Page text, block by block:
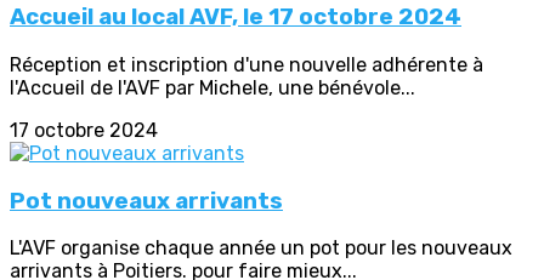
Accueil au local AVF, le 17 octobre 2024
Réception et inscription d'une nouvelle adhérente à
l'Accueil de l'AVF par Michele, une bénévole...
17 octobre 2024
Pot nouveaux arrivants
L'AVF organise chaque année un pot pour les nouveaux
arrivants à Poitiers. pour faire mieux...